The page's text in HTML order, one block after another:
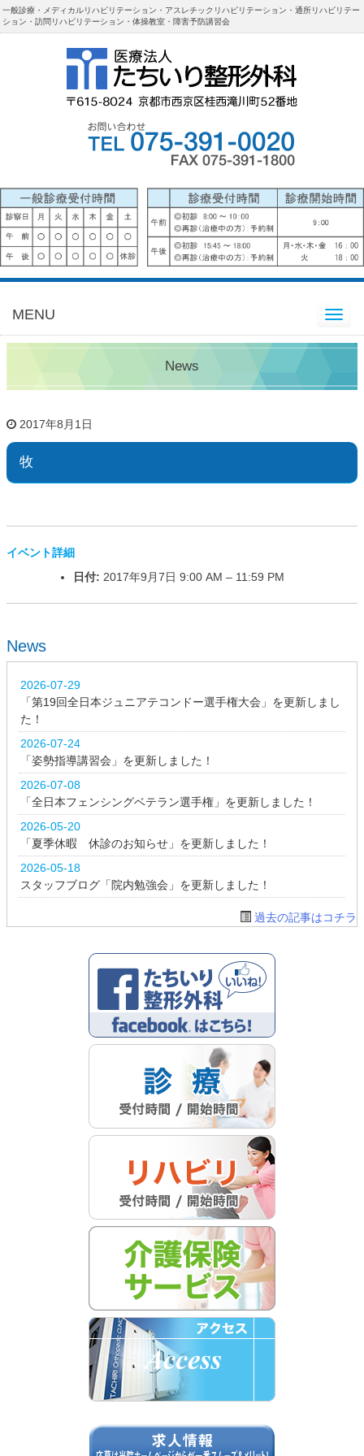
一般診療・メディカルリハビリテーション・アスレチックリハビリテーション・通所リハビリテー
ション・訪問リハビリテーション・体操教室・障害予防講習会
MENU Toggle
navigation
News
2017年8月1日
牧
イベント詳細
日付: 2017年9月7日 9:00 AM – 11:59 PM
News
2026-07-29
「第19回全日本ジュニアテコンドー選手権大会」を更新しまし
た！
2026-07-24
「姿勢指導講習会」を更新しました！
2026-07-08
「全日本フェンシングベテラン選手権」を更新しました！
2026-05-20
「夏季休暇 休診のお知らせ」を更新しました！
2026-05-18
スタッフブログ「院内勉強会」を更新しました！
過去の記事はコチラ